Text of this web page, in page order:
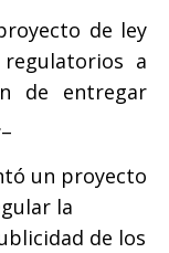
de ley
a
de entregar
un proyecto
la
de los